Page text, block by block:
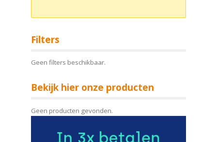
Filters
Geen filters beschikbaar.
Bekijk hier onze producten
Geen producten gevonden.